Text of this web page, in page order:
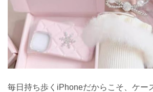
毎日持ち歩くiPhoneだからこそ、ケー